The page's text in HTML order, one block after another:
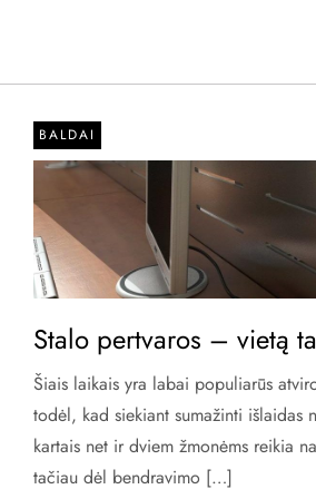
BALDAI
Stalo pertvaros – vietą
Šiais laikais yra labai populiarūs
todėl, kad siekiant sumažinti išlaidas
kartais net ir dviem žmonėms reikia
tačiau dėl bendravimo […]